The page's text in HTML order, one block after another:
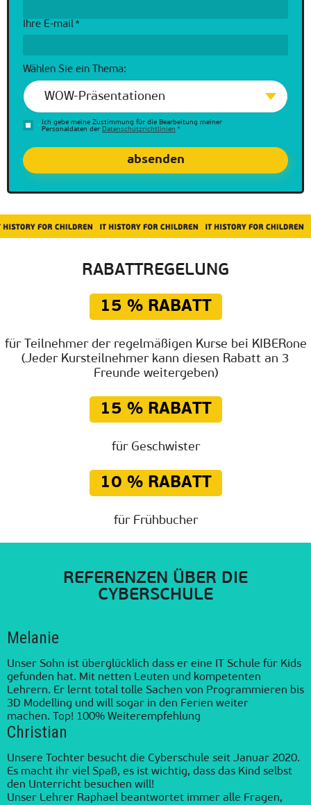
Ihre E-mail *
Wählen Sie ein Thema:
WOW-Präsentationen
Ich gebe meine Zustimmung für die Bearbeitung meiner
Personaldaten der Datenschutzrichtlinien *
RABATTREGELUNG
15 % RABATT
für Teilnehmer der regelmäßigen Kurse bei KIBERone
(Jeder Kursteilnehmerkann diesen Rabatt an 3
Freunde weitergeben)
15 % RABATT
für Geschwister
10 % RABATT
für Frühbucher
REFERENZEN ÜBER DIE
CYBERSCHULE
Melanie
Unser Sohn ist überglücklich dass er eine IT Schule für Kids
gefunden hat. Mit netten Leuten und kompetenten
Lehrern. Er lernt total tolle Sachen von Programmieren bis
3D Modelling und will sogar in den Ferien weiter
machen.
Top! 100% Weiterempfehlung
Christian
Unsere Tochter besucht die Cyberschule seit Januar 2020.
Es macht ihr viel Spaß, es ist wichtig, dass das Kind selbst
den Unterricht besuchen will!
Unser Lehrer Raphael beantwortet immer alle Fragen,